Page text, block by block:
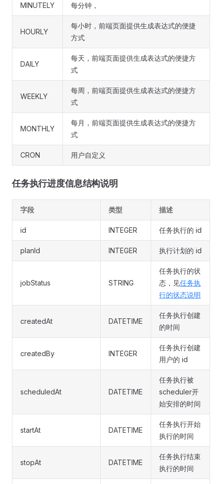
MINUTELY 每分钟，
HOURLY
每小时，前端页面提供生成表达式的便捷
方式
DAILY
每天，前端页面提供生成表达式的便捷方
式
WEEKLY
每周，前端页面提供生成表达式的便捷方
式
MONTHLY
每月，前端页面提供生成表达式的便捷方
式
CRON 用户自定义
任务执行进度信息结构说明
字段 类型 描述
id INTEGER 任务执行的 id
planId INTEGER 执行计划的 id
jobStatus STRING
任务执行的状
态，见任务执
行的状态说明
createdAt DATETIME
任务执行创建
的时间
createdBy INTEGER
任务执行创建
用户的 id
scheduledAt DATETIME
任务执行被
scheduler开
始安排的时间
startAt DATETIME
任务执行开始
执行的时间
stopAt DATETIME
任务执行结束
执行的时间